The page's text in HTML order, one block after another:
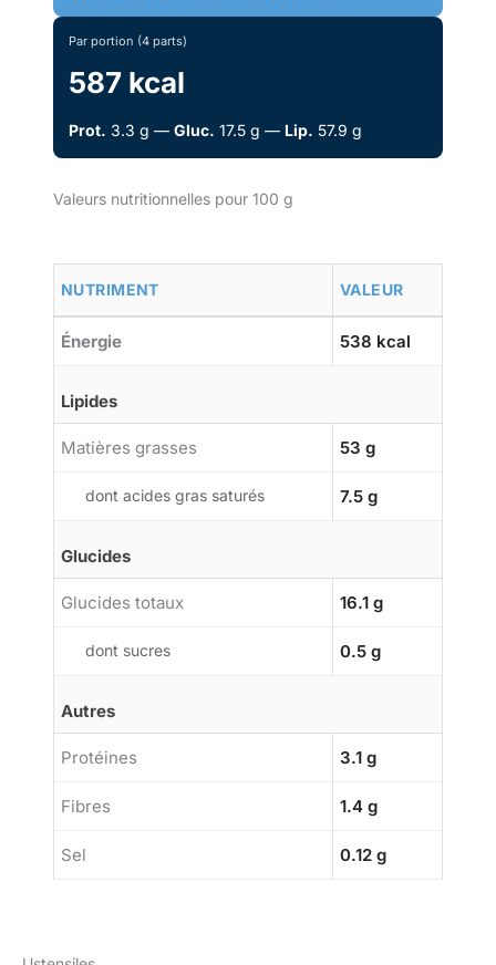
Par portion (4 parts)
587 kcal
Prot. 3.3 g — Gluc. 17.5 g — Lip. 57.9 g
Valeurs nutritionnelles pour 100 g
NUTRIMENT VALEUR
Énergie 538 kcal
Lipides
Matières grasses 53 g
dont acides gras saturés 7.5 g
Glucides
Glucides totaux 16.1 g
dont sucres 0.5 g
Autres
Protéines 3.1 g
Fibres 1.4 g
Sel 0.12 g